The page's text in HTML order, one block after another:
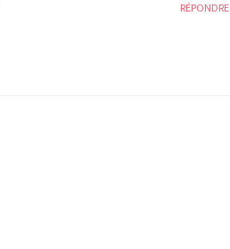
RÉPONDRE